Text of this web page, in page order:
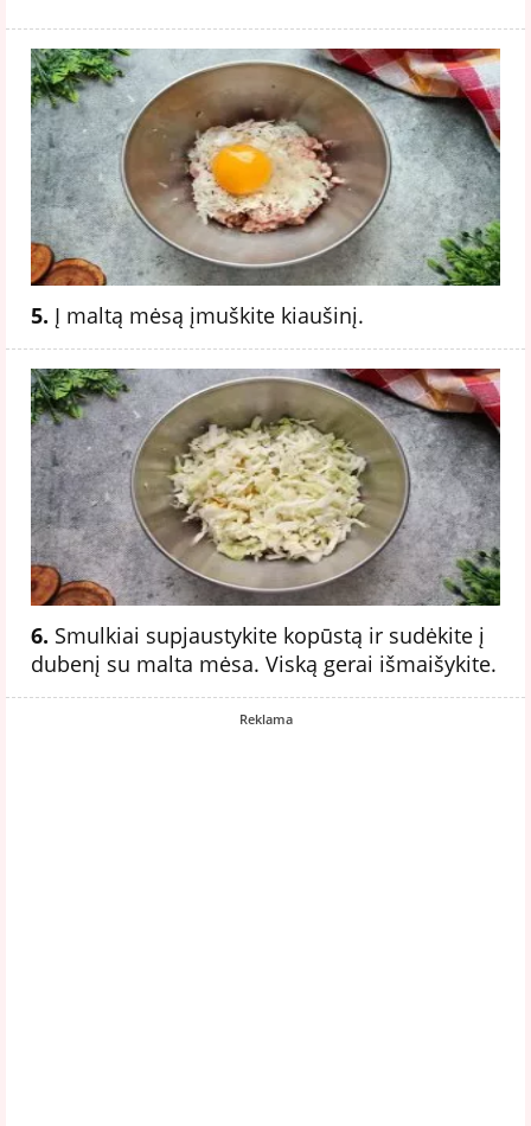
5. Į maltą mėsą įmuškite kiaušinį.
6. Smulkiai supjaustykite kopūstą ir sudėkite į
dubenį su malta mėsa. Viską gerai išmaišykite.
Reklama